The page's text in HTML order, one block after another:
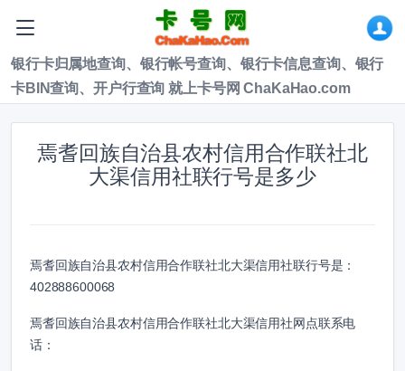
银行卡归属地查询、银行帐号查询、银行卡信息查询、银行
卡BIN查询、开户行查询 就上卡号网 ChaKaHao.com
焉耆回族自治县农村信用合作联社北
大渠信用社联行号是多少
焉耆回族自治县农村信用合作联社北大渠信用社联行号是：
402888600068
焉耆回族自治县农村信用合作联社北大渠信用社网点联系电
话：